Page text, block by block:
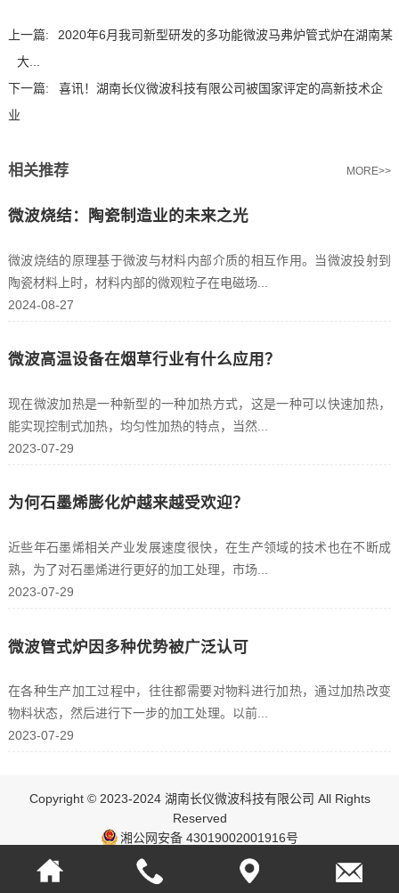
上一篇:
2020年6月我司新型研发的多功能微波马弗炉管式炉在湖南某
大...
下一篇:
喜讯！湖南长仪微波科技有限公司被国家评定的高新技术企
业
相关推荐 MORE>>
微波烧结：陶瓷制造业的未来之光
微波烧结的原理基于微波与材料内部介质的相互作用。当微波投射到
陶瓷材料上时，材料内部的微观粒子在电磁场...
2024-08-27
微波高温设备在烟草行业有什么应用？
现在微波加热是一种新型的一种加热方式，这是一种可以快速加热，
能实现控制式加热，均匀性加热的特点，当然...
2023-07-29
为何石墨烯膨化炉越来越受欢迎？
近些年石墨烯相关产业发展速度很快，在生产领域的技术也在不断成
熟，为了对石墨烯进行更好的加工处理，市场...
2023-07-29
微波管式炉因多种优势被广泛认可
在各种生产加工过程中，往往都需要对物料进行加热，通过加热改变
物料状态，然后进行下一步的加工处理。以前...
2023-07-29
Copyright © 2023-2024 湖南长仪微波科技有限公司 All Rights
Reserved
湘公网安备 43019002001916号
ICP：湘ICP备17003348号-1